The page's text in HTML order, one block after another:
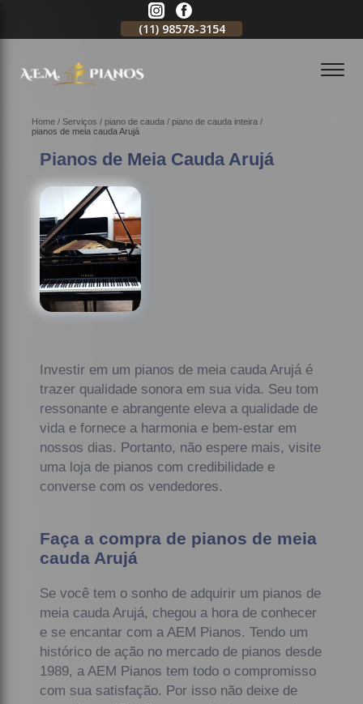
(11) 98578-3154
Home Serviços piano de cauda
piano de cauda inteira
pianos de meia cauda Arujá
Pianos de Meia Cauda Arujá
Investir em um pianos de meia cauda Arujá é
trazer qualidade sonora em sua vida. Seu tom
ressonante e abrangente eleva a qualidade de
vida e fornece a harmonia e bem-estar em
nossos dias. Portanto, não espere mais, visite
uma loja de pianos com credibilidade e
converse com os vendedores.
Faça a compra de pianos de meia
cauda Arujá
Se você tem o sonho de adquirir um pianos de
meia cauda Arujá, chegou a hora de conhecer
e se encantar com a AEM Pianos. Tendo um
histórico de ação no mercado de pianos desde
1989, a AEM Pianos tem todo o compromisso
com sua satisfação. Por isso não deixe de